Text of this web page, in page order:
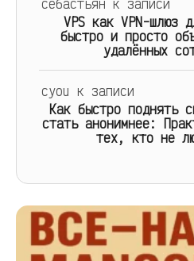
себастьян к записи
VPS как VPN-шлюз
быстро и просто
удалённых
cyou к записи
Как быстро поднять
стать анонимнее:
тех, кто не